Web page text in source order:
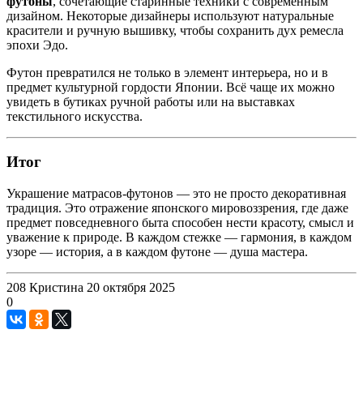
дизайном. Некоторые дизайнеры используют натуральные
красители и ручную вышивку, чтобы сохранить дух ремесла
эпохи Эдо.
Футон превратился не только в элемент интерьера, но и в
предмет культурной гордости Японии. Всё чаще их можно
увидеть в бутиках ручной работы или на выставках
текстильного искусства.
Итог
Украшение матрасов-футонов — это не просто декоративная
традиция. Это отражение японского мировоззрения, где даже
предмет повседневного быта способен нести красоту, смысл и
уважение к природе. В каждом стежке — гармония, в каждом
узоре — история, а в каждом футоне — душа мастера.
208 Кристина 20 октября 2025
0